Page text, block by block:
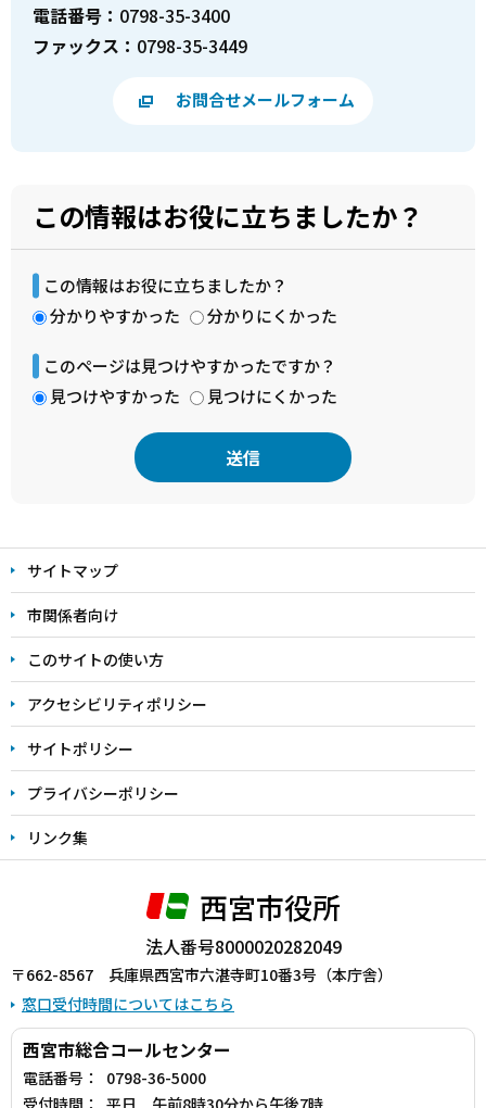
電話番号： 0798-35-3400
ファックス： 0798-35-3449
お問合せメールフォーム
この情報はお役に立ちましたか？
この情報はお役に立ちましたか？
分かりやすかった
分かりにくかった
このページは見つけやすかったですか？
見つけやすかった
見つけにくかった
文
こ
こ
ま
で
サイトマップ
市関係者向け
このサイトの使い方
アクセシビリティポリシー
サイトポリシー
プライバシーポリシー
リンク集
西宮市役所
法人番号8000020282049
〒662-8567 兵庫県西宮市六湛寺町10番3号（本庁舎）
窓口受付時間についてはこちら
西宮市総合コールセンター
電話番号：
0798-36-5000
受付時間：
平日 午前8時30分から午後7時